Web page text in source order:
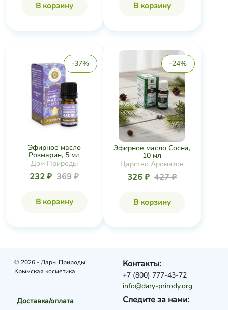
В корзину В корзину
-37%
Эфирное масло
Розмарин, 5 мл
Дом Природы
232 ₽ 369 ₽
В корзину
-24%
Эфирное масло Сосна,
10 мл
Царство Ароматов
326 ₽ 427 ₽
В корзину
© 2026 - Дары Природы
Крымская косметика
Доставка/оплата
Следите за нами:
Контакты:
+7 (800) 777-43-72
info@dary-prirody.org